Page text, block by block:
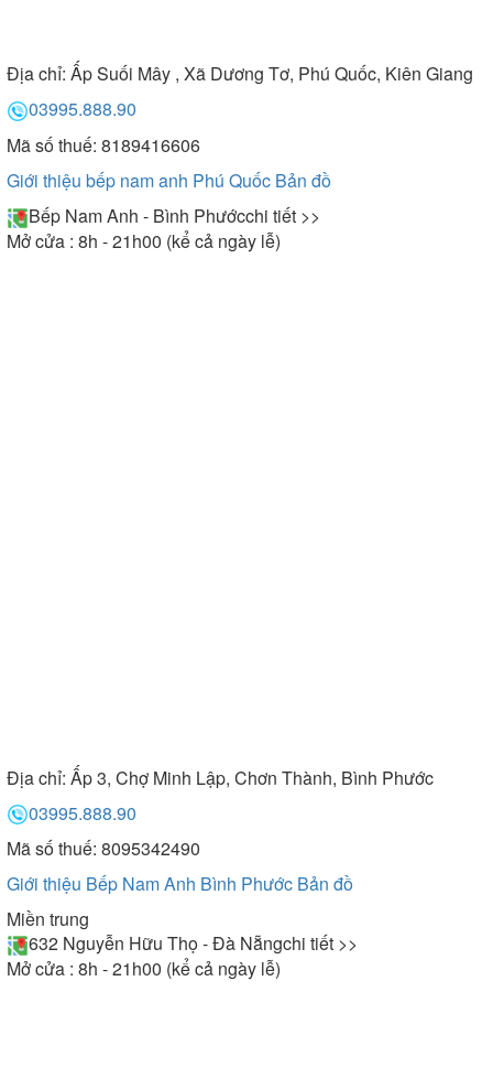
Địa chỉ: Ấp Suối Mây , Xã Dương Tơ, Phú Quốc, Kiên Giang
03995.888.90
Mã số thuế: 8189416606
Giới thiệu bếp nam anh Phú Quốc Bản đồ
Bếp Nam Anh - Bình Phướcchi tiết >>
Mở cửa : 8h - 21h00 (kể cả ngày lễ)
Địa chỉ: Ấp 3, Chợ Minh Lập, Chơn Thành, Bình Phước
03995.888.90
Mã số thuế: 8095342490
Giới thiệu Bếp Nam Anh Bình Phước Bản đồ
Miền trung
632 Nguyễn Hữu Thọ - Đà Nẵngchi tiết >>
Mở cửa : 8h - 21h00 (kể cả ngày lễ)